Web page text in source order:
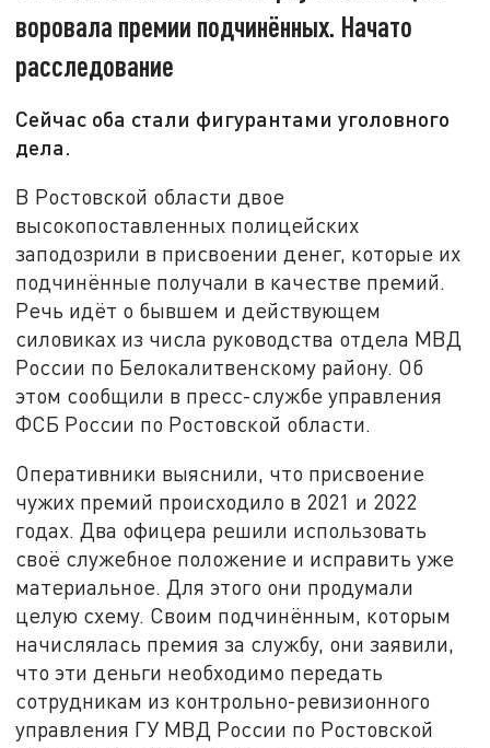
воровала премии подчинённых. Начато
расследование
Сейчас оба стали фигурантами уголовного
дела.
В Ростовской области двое
высокопоставленных полицейских
заподозрили в присвоении денег, которые их
подчинённые получали в качестве премий.
Речь идёт о бывшем и действующем
силовиках из числа руководства отдела МВД
России по Белокалитвенскому району. Об
этом сообщили в пресс-службе управления
ФСБ России по Ростовской области.
Оперативники выяснили, что присвоение
чужих премий происходило в 2021 и 2022
годах. Два офицера решили использовать
своё служебное положение и исправить уже
материальное. Для этого они продумали
целую схему. Своим подчинённым, которым
начислялась премия за службу, они заявили,
что эти деньги необходимо передать
сотрудникам из контрольно-ревизионного
управления ГУ МВД России по Ростовской